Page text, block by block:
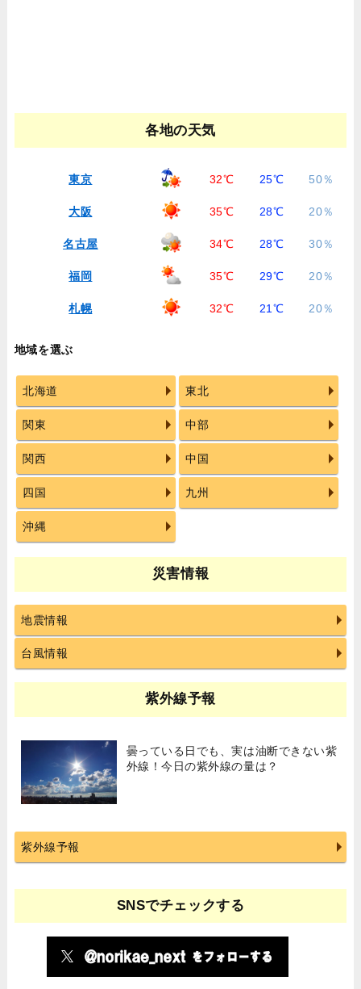
各地の天気
東京 32℃ 25℃ 50％
大阪 35℃ 28℃ 20％
名古屋 34℃ 28℃ 30％
福岡 35℃ 29℃ 20％
札幌 32℃ 21℃ 20％
地域を選ぶ
北海道 東北
関東 中部
関西 中国
四国 九州
沖縄
災害情報
地震情報
台風情報
紫外線予報
曇っている日でも、実は油断できない紫
外線！今日の紫外線の量は？
紫外線予報
SNSでチェックする